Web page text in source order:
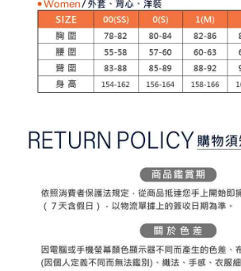
５．嚴禁一人註冊多個帳號或使用他人資訊註冊。若
恩沛科技股份有限公司將有權停止該用戶之使用額度